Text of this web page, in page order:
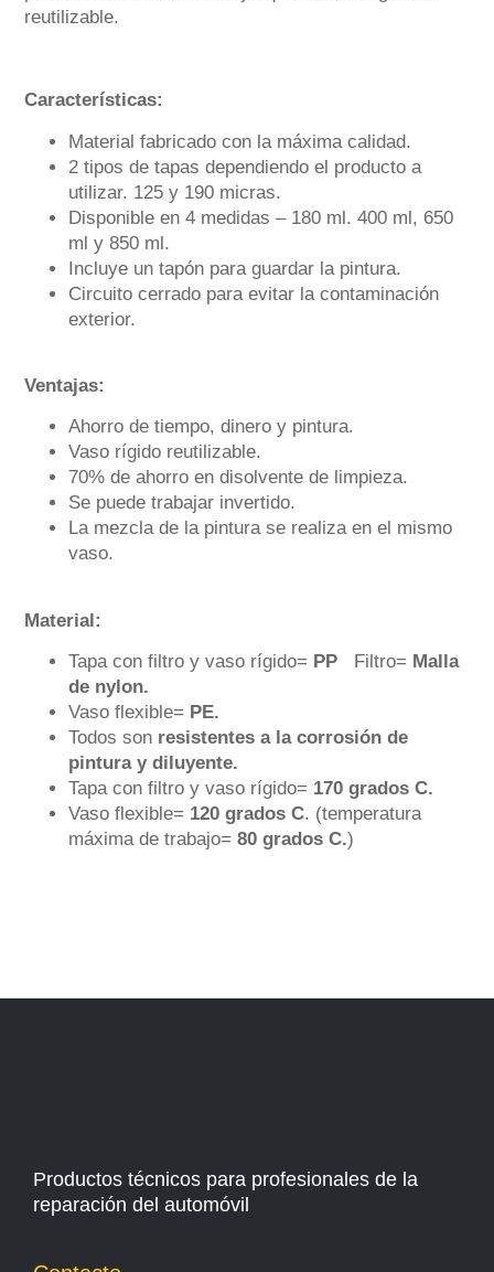
reutilizable.
Características:
Material fabricado con la máxima calidad.
2 tipos de tapas dependiendo el producto a
utilizar. 125 y 190 micras.
Disponible en 4 medidas – 180 ml. 400 ml, 650
ml y 850 ml.
Incluye un tapón para guardar la pintura.
Circuito cerrado para evitar la contaminación
exterior.
Ventajas:
Ahorro de tiempo, dinero y pintura.
Vaso rígido reutilizable.
70% de ahorro en disolvente de limpieza.
Se puede trabajar invertido.
La mezcla de la pintura se realiza en el mismo
vaso.
Material:
Tapa con filtro y vaso rígido= PP Filtro= Malla
de nylon.
Vaso flexible= PE.
Todos son resistentes a la corrosión de
pintura y diluyente.
Tapa con filtro y vaso rígido= 170 grados C.
Vaso flexible= 120 grados C. (temperatura
máxima de trabajo= 80 grados C.)
Productos técnicos para profesionales de la
reparación del automóvil